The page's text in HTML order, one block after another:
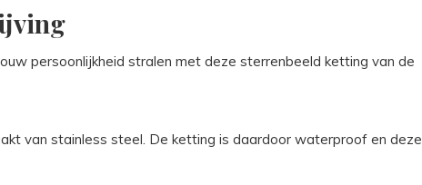
persoonlijkheid stralen met deze sterrenbeeld ketting van de
van stainless steel. De ketting is daardoor waterproof en deze